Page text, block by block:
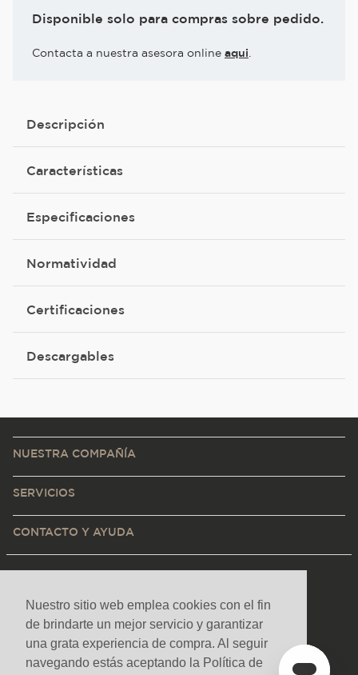
Nuestro sitio web emplea cookies con el fin
de brindarte un mejor servicio y garantizar
una grata experiencia de compra. Al seguir
navegando estás aceptando la Política de
Disponible solo para compras sobre pedido.
Contacta a nuestra asesora online aqui
Descripción
Características
Especificaciones
Normatividad
Certificaciones
Descargables
NUESTRA COMPAÑÍA
SERVICIOS
CONTACTO Y AYUDA